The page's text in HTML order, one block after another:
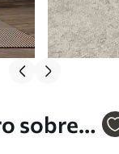
sobre